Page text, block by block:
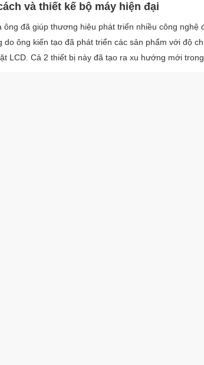
và thiết kế bộ máy hiện đại
đã giúp thương hiệu phát triển nhiều công nghệ
do ông kiến tạo đã phát triển các sản phẩm với độ
LCD. Cả 2 thiết bị này đã tạo ra xu hướng mới